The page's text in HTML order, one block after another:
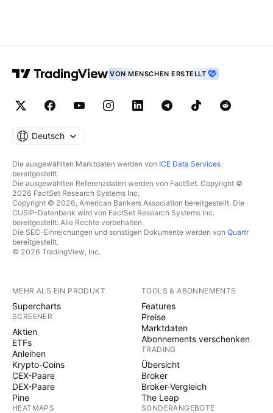
VON MENSCHEN ERSTELLT
Deutsch
Die ausgewählten Marktdaten werden von ICE Data Services
bereitgestellt.
Die ausgewählten Referenzdaten werden von FactSet. Copyright ©
2026 FactSet Research Systems Inc.
Copyright © 2026, American Bankers Association bereitgestellt. Die
CUSIP-Datenbank wird von FactSet Research Systems Inc.
bereitgestellt. Alle Rechte vorbehalten.
Die SEC-Einreichungen und sonstigen Dokumente werden von Quartr
bereitgestellt.
© 2026 TradingView, Inc.
MEHR ALS EIN PRODUKT
Supercharts
SCREENER
Aktien
ETFs
Anleihen
Krypto-Coins
CEX-Paare
DEX-Paare
Pine
HEATMAPS
TOOLS & ABONNEMENTS
Features
Preise
Marktdaten
Abonnements verschenken
TRADING
Übersicht
Broker
Broker-Vergleich
The Leap
SONDERANGEBOTE